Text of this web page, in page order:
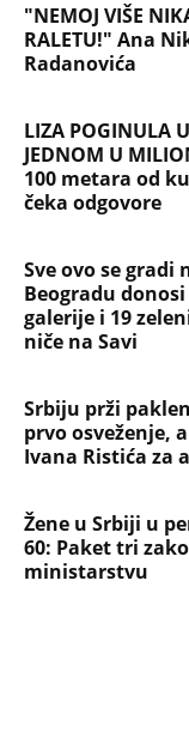
"NEMOJ VIŠE
RALETU!" Ana
Radanovića
LIZA POGINULA
JEDNOM U
100 metara od
čeka odgovore
Sve ovo se
Beogradu
galerije i 19
niče na Savi
Srbiju prži
prvo osveženje,
Ivana Ristića za
Žene u Srbiji u
60: Paket tri
ministarstvu